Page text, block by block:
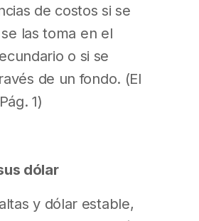
de costos si se
las toma en el
o si se
de un fondo. (El
1)
dólar
y dólar estable,